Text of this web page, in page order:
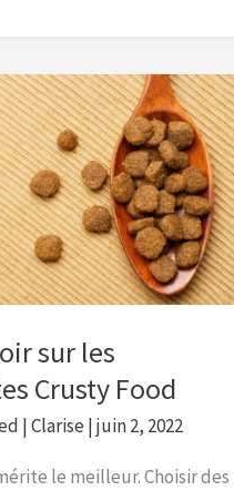
sur les
Crusty Food
|Clarise |juin 2, 2022
le meilleur. Choisir des